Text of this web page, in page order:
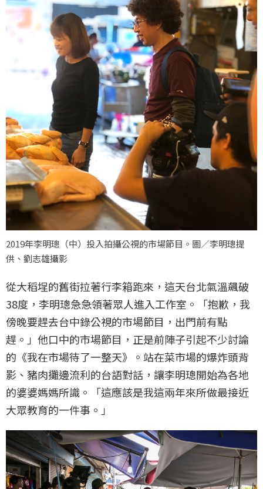
2019年李明璁（中）投入拍攝公視的市場節目。圖／李明璁提
供、劉志雄攝影
從大稻埕的舊街拉著行李箱跑來，這天台北氣溫飆破
38度，李明璁急急領著眾人進入工作室。「抱歉，我
傍晚要趕去台中錄公視的市場節目，出門前有點
趕。」他口中的市場節目，正是前陣子引起不少討論
的《我在市場待了一整天》。站在菜市場的爆炸頭背
影、豬肉攤邊流利的台語對話，讓李明璁開始為各地
的婆婆媽媽所識。「這應該是我這兩年來所做最接近
大眾教育的一件事。」